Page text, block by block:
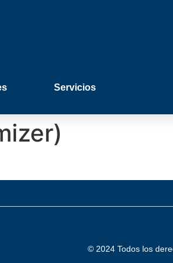
Servicios
© 2024 Todos los